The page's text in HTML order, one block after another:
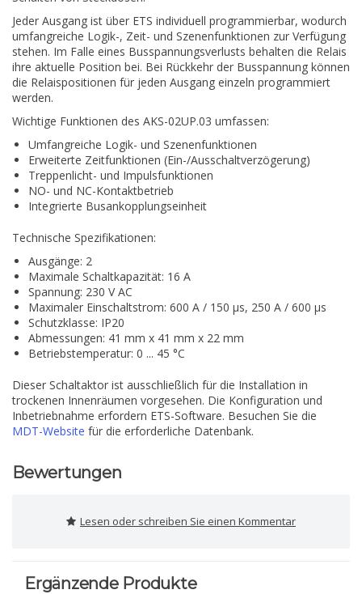
Jeder Ausgang ist über ETS individuell programmierbar, wodurch
umfangreiche Logik-, Zeit- und Szenenfunktionen zur Verfügung
stehen. Im Falle eines Busspannungsverlusts behalten die Relais
ihre aktuelle Position bei. Bei Rückkehr der Busspannung können
die Relaispositionen für jeden Ausgang einzeln programmiert
werden.
Wichtige Funktionen des AKS-02UP.03 umfassen:
Umfangreiche Logik- und Szenenfunktionen
Erweiterte Zeitfunktionen (Ein-/Ausschaltverzögerung)
Treppenlicht- und Impulsfunktionen
NO- und NC-Kontaktbetrieb
Integrierte Busankopplungseinheit
Technische Spezifikationen:
Ausgänge: 2
Maximale Schaltkapazität: 16 A
Spannung: 230 V AC
Maximaler Einschaltstrom: 600 A / 150 µs, 250 A / 600 µs
Schutzklasse: IP20
Abmessungen: 41 mm x 41 mm x 22 mm
Betriebstemperatur: 0 ... 45 °C
Dieser Schaltaktor ist ausschließlich für die Installation in
trockenen Innenräumen vorgesehen. Die Konfiguration und
Inbetriebnahme erfordern ETS-Software. Besuchen Sie die
MDT-Website für die erforderliche Datenbank.
Bewertungen
Lesen oder schreiben Sie einen Kommentar
Ergänzende Produkte